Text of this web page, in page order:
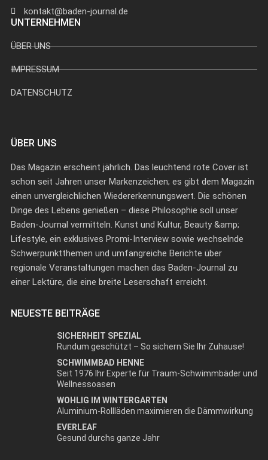
kontakt@baden-journal.de
UNTERNEHMEN
ÜBER UNS
IMPRESSUM
DATENSCHUTZ
ÜBER UNS
Das Magazin erscheint jährlich. Das leuchtend rote Cover ist
schon seit Jahren unser Markenzeichen; es gibt dem Magazin
einen unvergleichlichen Wiedererkennungswert. Die schönen
Dinge des Lebens genießen – diese Philosophie soll unser
Baden-Journal vermitteln. Kunst und Kultur, Beauty &amp;
Lifestyle, ein exklusives Promi-Interview sowie wechselnde
Schwerpunktthemen und umfangreiche Berichte über
regionale Veranstaltungen machen das Baden-Journal zu
einer Lektüre, die eine breite Leserschaft erreicht.
NEUESTE BEITRÄGE
SICHERHEIT SPEZIAL
Rundum geschützt – So sichern Sie Ihr Zuhause!
SCHWIMMBAD HENNE
Seit 1976 Ihr Experte für Traum-Schwimmbäder und
Wellnessoasen
WOHLIG IM WINTERGARTEN
Aluminium-Rollläden maximieren die Dämmwirkung
EVERLEAF
Gesund durchs ganze Jahr